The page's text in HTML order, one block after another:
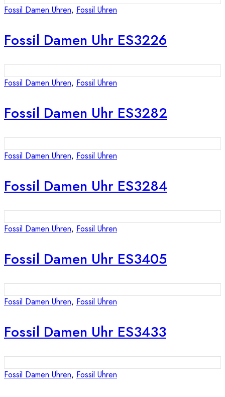
Fossil Damen Uhren, Fossil Uhren
Fossil Damen Uhr ES3226
Fossil Damen Uhren, Fossil Uhren
Fossil Damen Uhr ES3282
Fossil Damen Uhren, Fossil Uhren
Fossil Damen Uhr ES3284
Fossil Damen Uhren, Fossil Uhren
Fossil Damen Uhr ES3405
Fossil Damen Uhren, Fossil Uhren
Fossil Damen Uhr ES3433
Fossil Damen Uhren, Fossil Uhren